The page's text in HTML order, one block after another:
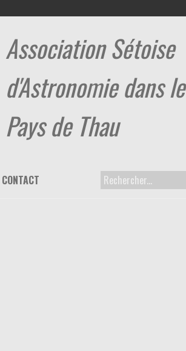
Association Sétoise
d'Astronomie dans le
Pays de Thau
CONTACT